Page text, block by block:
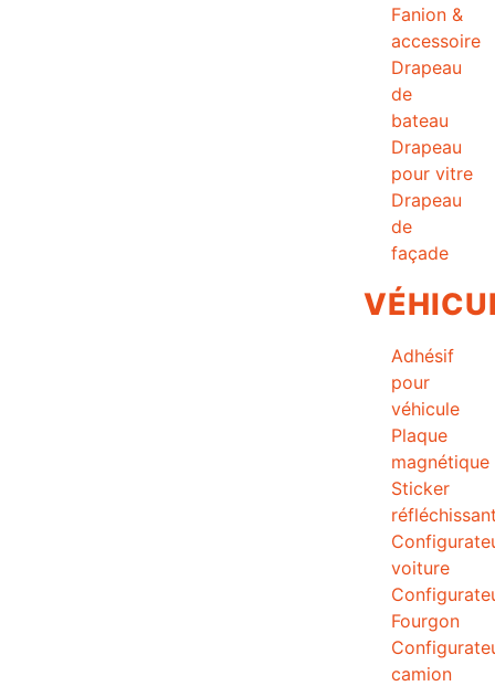
Fanion &
accessoire
Drapeau
de
bateau
Drapeau
pour vitre
Drapeau
de
façade
Adhésif
pour
véhicule
Plaque
magnétique
Sticker
voiture
Fourgon
camion